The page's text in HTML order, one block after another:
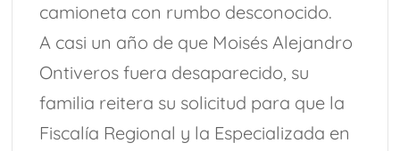
camioneta con rumbo desconocido.
A casi un año de que Moisés Alejandro
Ontiveros fuera desaparecido, su
familia reitera su solicitud para que la
Fiscalía Regional y la Especializada en